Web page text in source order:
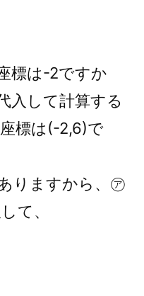
標は-2ですか
入して計算する
標は(-2,6)で
りますから、㋐
て、